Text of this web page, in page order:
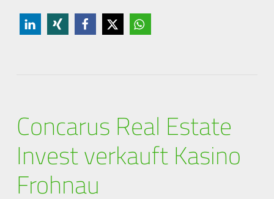
Concarus Real Estate
Invest verkauft Kasino
Frohnau